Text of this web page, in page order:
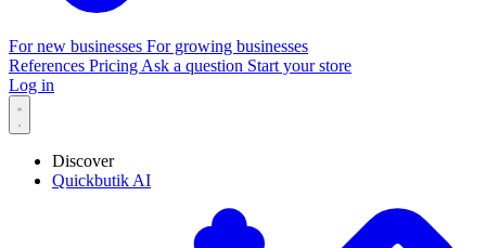
For new businesses For growing businesses
References Pricing Ask a question Start your store
Log in
Discover
Quickbutik AI